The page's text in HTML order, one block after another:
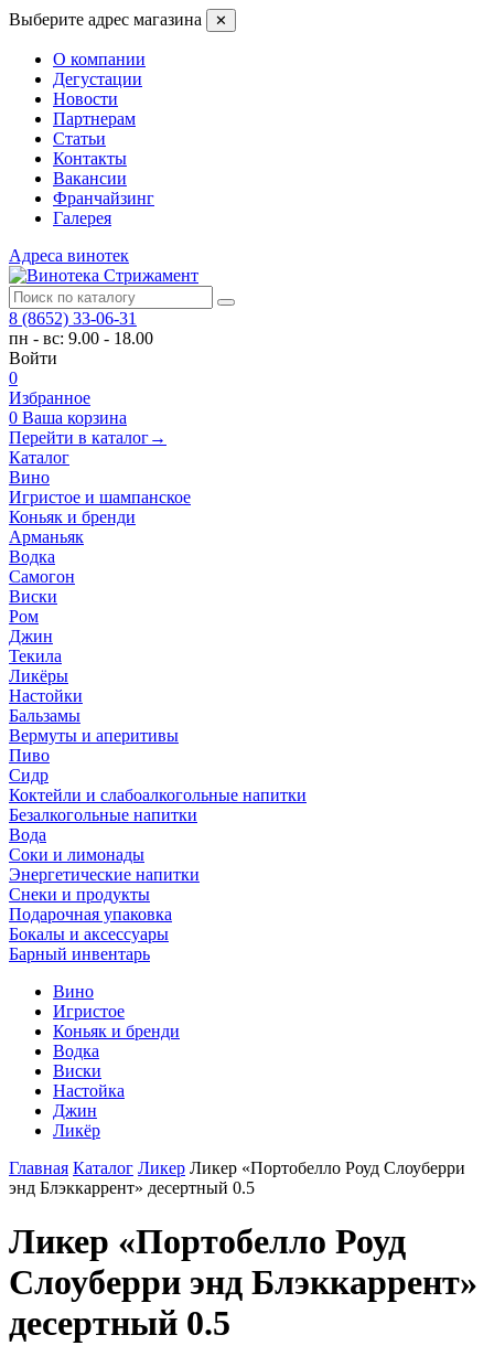
Выберите адрес магазина ✕
О компании
Дегустации
Новости
Партнерам
Статьи
Контакты
Вакансии
Франчайзинг
Галерея
Адреса винотек
8 (8652) 33-06-31
пн - вс: 9.00 - 18.00
Войти
0
Избранное
0 Ваша корзина
Перейти в каталог→
Каталог
Вино
Игристое и шампанское
Коньяк и бренди
Арманьяк
Водка
Самогон
Виски
Ром
Джин
Текила
Ликёры
Настойки
Бальзамы
Вермуты и аперитивы
Пиво
Сидр
Коктейли и слабоалкогольные напитки
Безалкогольные напитки
Вода
Соки и лимонады
Энергетические напитки
Снеки и продукты
Подарочная упаковка
Бокалы и аксессуары
Барный инвентарь
Вино
Игристое
Коньяк и бренди
Водка
Виски
Настойка
Джин
Ликёр
Главная Каталог Ликер Ликер «Портобелло Роуд Слоуберри
энд Блэккаррент» десертный 0.5
Ликер «Портобелло Роуд
Слоуберри энд Блэккаррент»
десертный 0.5